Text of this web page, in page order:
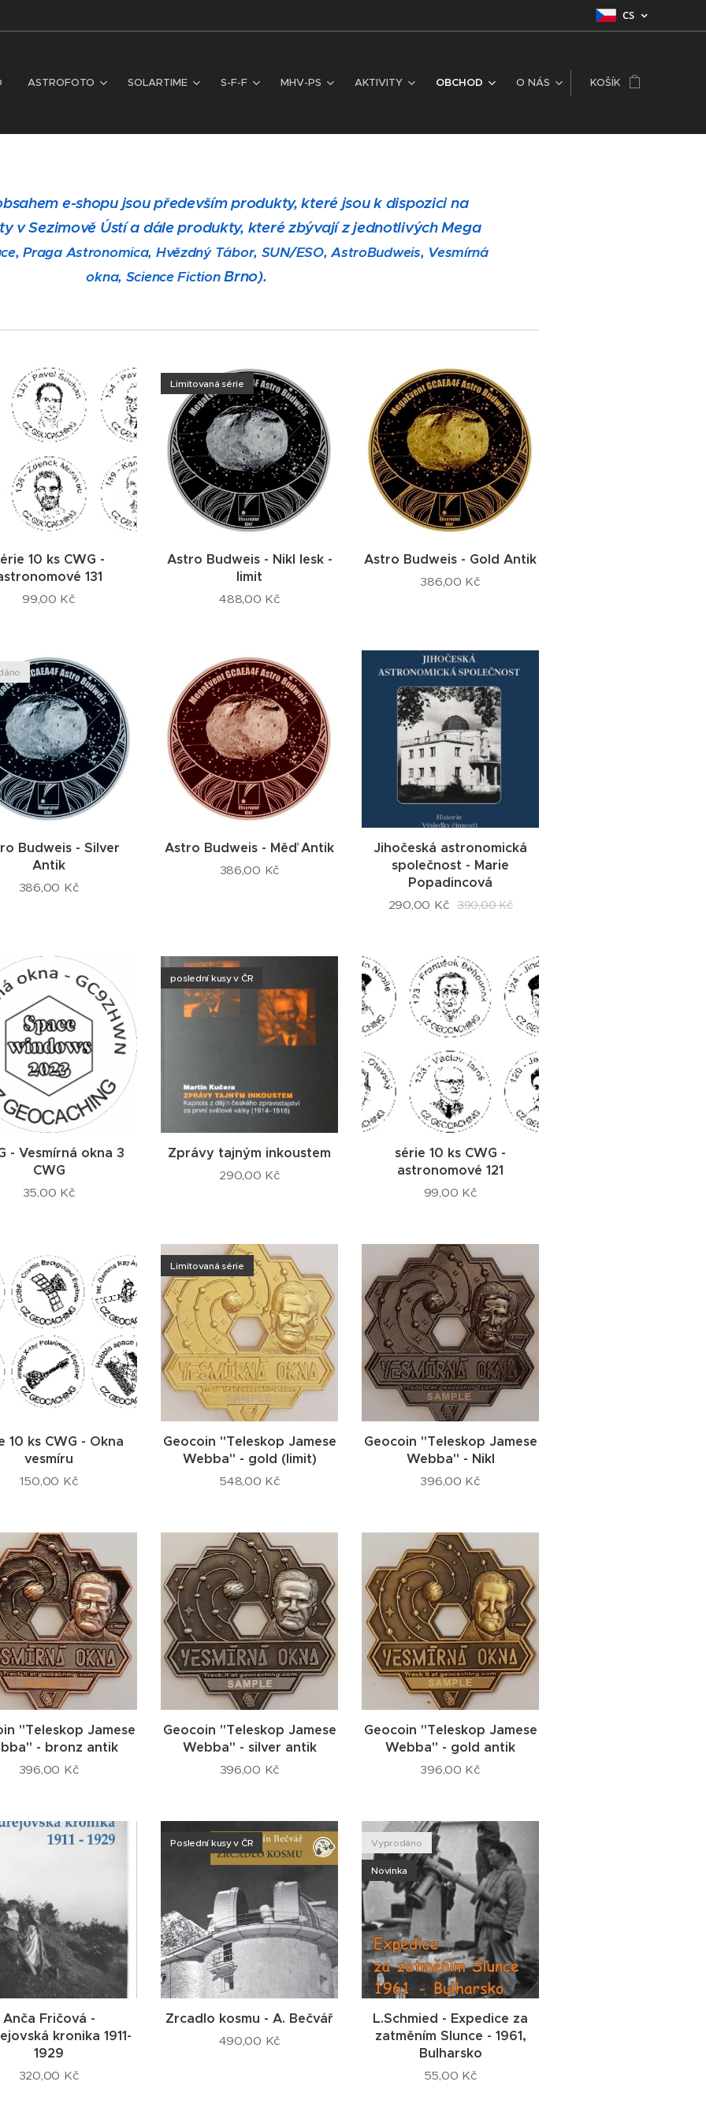
CS
ASTROFOTO SOLARTIME S-F-F MHV-PS AKTIVITY OBCHOD O NÁS KOŠÍK
e-shopu jsou především produkty, které jsou k dispozici na
v Sezimově Ústí a dále produkty, které zbývají z jednotlivých Mega
Praga Astronomica, Hvězdný Tábor, SUN/ESO, AstroBudweis, Vesmírná
okna, Science FictionBrno).
10 ks CWG -
131
99,00 Kč
Astro Budweis - Nikl lesk -
limit
Limitovaná série
488,00 Kč
Astro Budweis - Gold Antik
386,00 Kč
Budweis - Silver
Antik
386,00 Kč
Astro Budweis - Měď Antik
386,00 Kč
Jihočeská astronomická
společnost - Marie
Popadincová
290,00 Kč 390,00Kč
- Vesmírná okna 3
CWG
35,00 Kč
Zprávy tajným inkoustem
poslední kusy v ČR
290,00 Kč
série 10 ks CWG -
astronomové 121
99,00 Kč
10 ks CWG - Okna
vesmíru
150,00 Kč
Geocoin "Teleskop Jamese
Webba" - gold (limit)
Limitovaná série
548,00 Kč
Geocoin "Teleskop Jamese
Webba" - Nikl
396,00 Kč
"Teleskop Jamese
- bronz antik
396,00 Kč
Geocoin "Teleskop Jamese
Webba" - silver antik
396,00 Kč
Geocoin "Teleskop Jamese
Webba" - gold antik
396,00 Kč
Anča Fričová -
kronika 1911-
1929
320,00 Kč
Zrcadlo kosmu - A. Bečvář
Poslední kusy v ČR
490,00 Kč
L.Schmied - Expedice za
zatměním Slunce - 1961,
Bulharsko
Vyprodáno
Novinka
55,00 Kč